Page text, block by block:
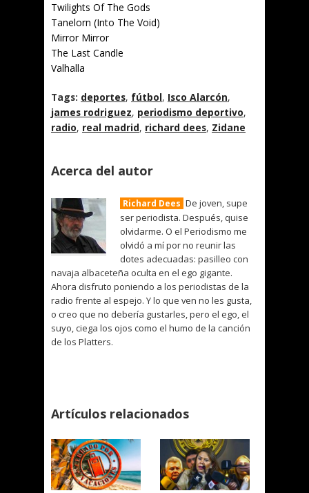
Twilights Of The Gods
Tanelorn (Into The Void)
Mirror Mirror
The Last Candle
Valhalla
Tags: deportes, fútbol, Isco Alarcón,
james rodriguez, periodismo deportivo,
radio, real madrid, richard dees, Zidane
Acerca del autor
Richard Dees De joven, supe
ser periodista. Después, quise
olvidarme. O el Periodismo me
olvidó a mí por no reunir las
dotes adecuadas: pasilleo con
navaja albaceteña oculta en el ego gigante.
Ahora disfruto poniendo a los periodistas de la
radio frente al espejo. Y lo que ven no les gusta,
o creo que no debería gustarles, pero el ego, el
suyo, ciega los ojos como el humo de la canción
de los Platters.
Artículos relacionados